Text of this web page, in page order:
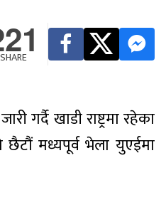
SHARE
गर्दै खाडी राष्ट्रमा रहेका
मध्यपूर्व भेला युएईमा